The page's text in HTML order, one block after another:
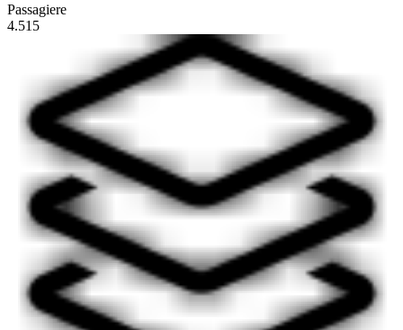
Passagiere
4.515